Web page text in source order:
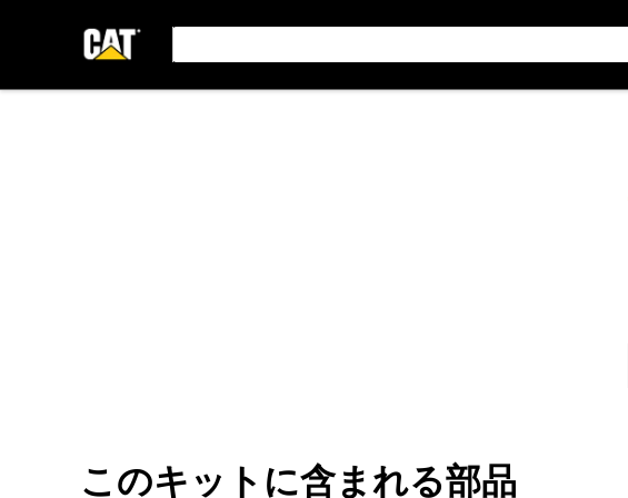
このキットに含まれる部品